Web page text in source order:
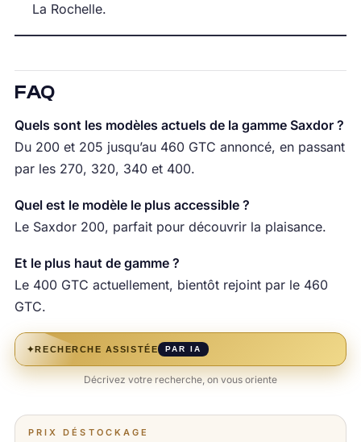
La Rochelle.
FAQ
Quels sont les modèles actuels de la gamme Saxdor ?
Du 200 et 205 jusqu’au 460 GTC annoncé, en passant
par les 270, 320, 340 et 400.
Quel est le modèle le plus accessible ?
Le Saxdor 200, parfait pour découvrir la plaisance.
Et le plus haut de gamme ?
Le 400 GTC actuellement, bientôt rejoint par le 460
GTC.
✦RECHERCHE ASSISTÉE PAR IA
Décrivez votre recherche, on vous oriente
PRIX DÉSTOCKAGE